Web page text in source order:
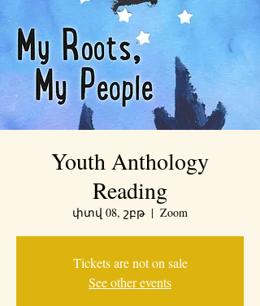
Youth Anthology
Reading
փտվ 08, շբթ
  |
Zoom
Tickets are not on sale
See other events